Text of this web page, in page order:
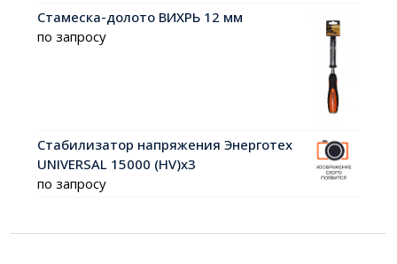
Стамеска-долото ВИХРЬ 12 мм
по запросу
Стабилизатор напряжения Энерготех
UNIVERSAL 15000 (HV)х3
по запросу